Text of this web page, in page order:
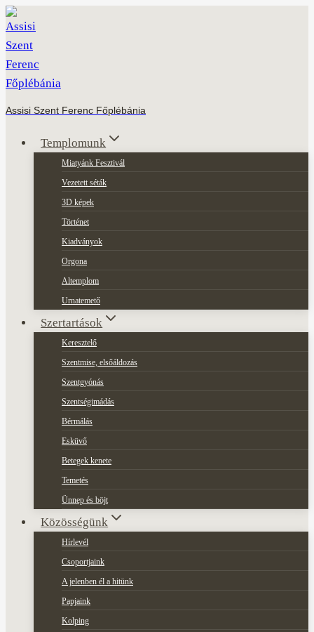
Skip
to
content
Assisi Szent Ferenc Főplébánia
Templomunk
Miatyánk Fesztivál
Vezetett séták
3D képek
Történet
Kiadványok
Orgona
Altemplom
Urnatemető
Szertartások
Keresztelő
Szentmise, elsőáldozás
Szentgyónás
Szentségimádás
Bérmálás
Esküvő
Betegek kenete
Temetés
Ünnep és böjt
Közösségünk
Hírlevél
Csoportjaink
A jelenben él a hitünk
Papjaink
Kolping